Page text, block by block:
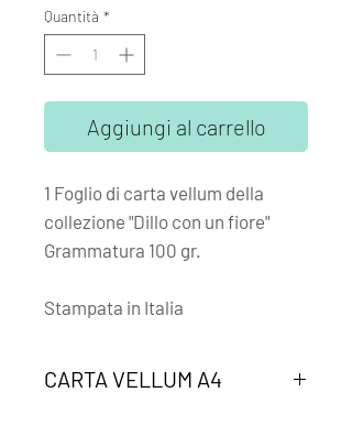
Quantità *
Aggiungi al carrello
1 Foglio di carta vellum della
collezione "Dillo con un fiore"
Grammatura 100 gr.
Stampata in Italia
CARTA VELLUM A4